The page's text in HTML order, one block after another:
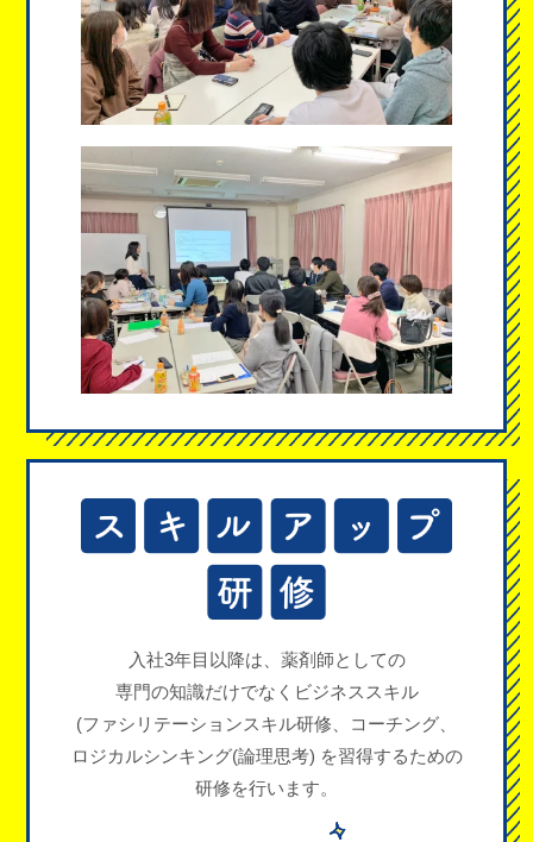
入社3年目以降は、薬剤師としての
専門の知識だけでなく ビジネススキル
(ファシリテーションスキル研修、
コーチング、
ロジカルシンキング(論理思考) を習得するための
研修を行います。